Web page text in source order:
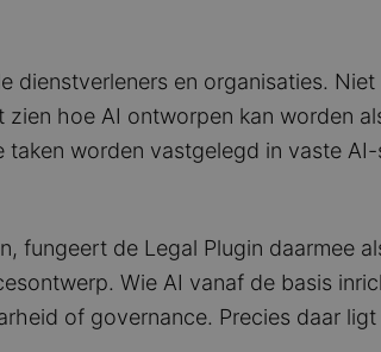
dienstverleners en organisaties.
hoe AI ontworpen kan worden
worden vastgelegd in vaste
fungeert de Legal Plugin daarmee
Wie AI vanaf de basis
of governance. Precies daar